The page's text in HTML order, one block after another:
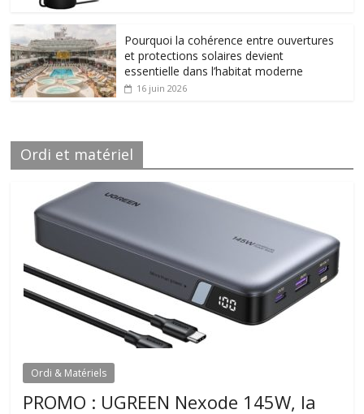
Pourquoi la cohérence entre ouvertures
et protections solaires devient
essentielle dans l’habitat moderne
16 juin 2026
Ordi et matériel
Ordi & Matériels
PROMO : UGREEN Nexode 145W, la